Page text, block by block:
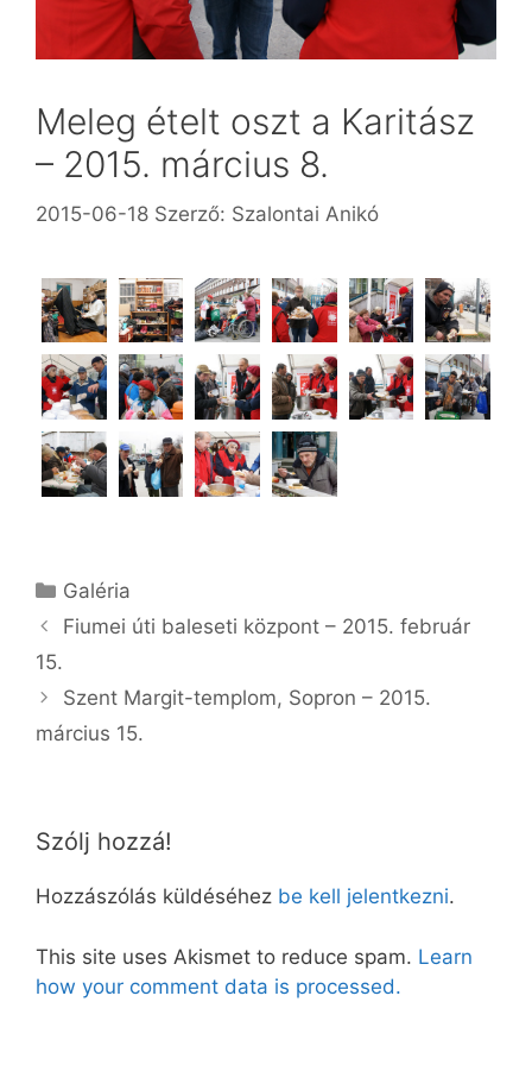
Meleg ételt oszt a Karitász
– 2015. március 8.
2015-06-18 Szerző: Szalontai Anikó
Kategória
Galéria
Fiumei úti baleseti központ – 2015. február
15.
Szent Margit-templom, Sopron – 2015.
március 15.
Szólj hozzá!
Hozzászólás küldéséhez be kell jelentkezni.
This site uses Akismet to reduce spam. Learn
how your comment data is processed.